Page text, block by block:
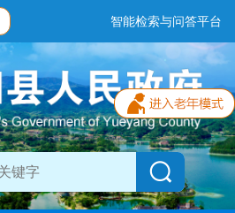
智能检索与问答平台